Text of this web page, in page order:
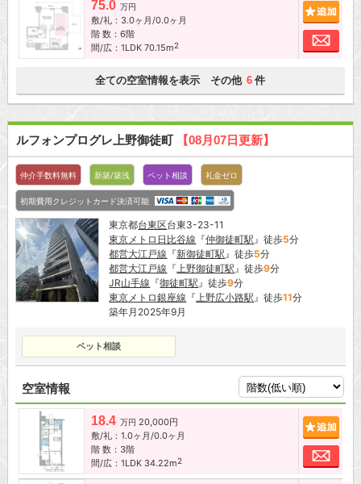
75.0 万円
敷/礼：3.0ヶ月/0.0ヶ月
階 数：6階
間/広：1LDK 70.15m2
お
全ての空室情報を表示 その他 6 件
ルフォンプログレ上野御徒町 【08月07日更新】
仲介手数料無料 新築/築浅 ペット相談 礼金ゼロ
初期費用クレジットカード決済可能
東京都台東区台東3-23-11
東京メトロ日比谷線 『仲御徒町駅』徒歩5分
都営大江戸線 『新御徒町駅』徒歩5分
都営大江戸線 『上野御徒町駅』徒歩9分
JR山手線 『御徒町駅』徒歩9分
東京メトロ銀座線 『上野広小路駅』徒歩11分
築年月2025年9月
ペット相談
空室情報
18.4 万円 20,000円
敷/礼：1.0ヶ月/0.0ヶ月
階 数：3階
間/広：1LDK 34.22m2
お